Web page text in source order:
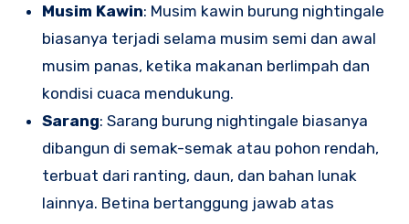
Musim Kawin: Musim kawin burung nightingale
biasanya terjadi selama musim semi dan awal
musim panas, ketika makanan berlimpah dan
kondisi cuaca mendukung.
Sarang: Sarang burung nightingale biasanya
dibangun di semak-semak atau pohon rendah,
terbuat dari ranting, daun, dan bahan lunak
lainnya. Betina bertanggung jawab atas